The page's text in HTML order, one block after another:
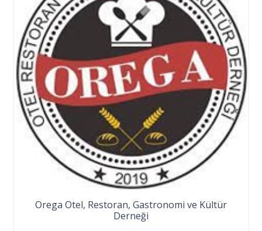
Orega Otel, Restoran, Gastronomi ve Kültür
Derneği